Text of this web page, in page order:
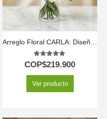
Arreglo Floral CARLA: Diseño Premium con 12 Rosas de Tallo Largo 🌹
5.00out of 5
COP$219.900
Ver producto